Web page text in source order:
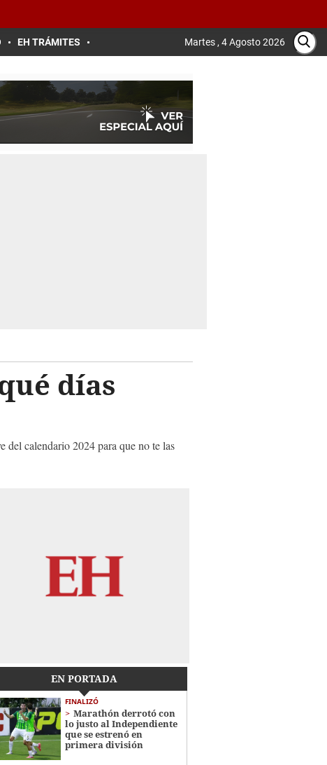
EH TRÁMITES Martes , 4 Agosto 2026
días
del calendario 2024 para que no te las
EN PORTADA
FINALIZÓ
Marathón derrotó con
lo justo al Independiente
que se estrenó en
primera división